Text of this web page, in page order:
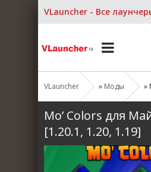
VLauncher - Все
VLauncher » Моды »
Mo’ Colors для
[1.20.1, 1.20, 1.19]